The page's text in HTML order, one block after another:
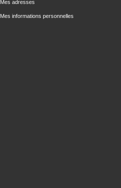
Mes adresses
Mes informations personnelles